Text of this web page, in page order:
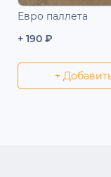
Евро паллета
+ 190 ₽
+